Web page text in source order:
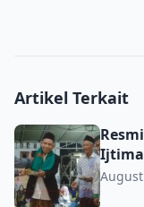
Artikel Terkait
Resmikan